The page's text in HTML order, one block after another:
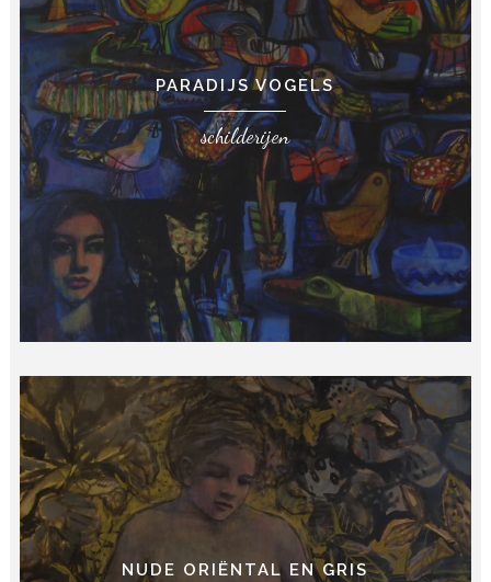
PARADIJS VOGELS
schilderijen
NUDE ORIËNTAL EN GRIS